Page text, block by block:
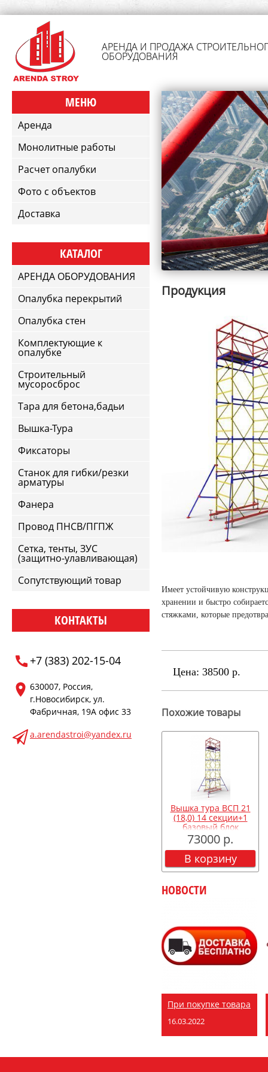
АРЕНДА И ПРОДАЖА
ОБОРУДОВАНИЯ
МЕНЮ
Аренда
Монолитные работы
Расчет опалубки
Фото с объектов
Доставка
КАТАЛОГ
АРЕНДА ОБОРУДОВАНИЯ
Опалубка перекрытий
Опалубка стен
Комплектующие к
опалубке
Строительный
мусоросброс
Тара для бетона,бадьи
Вышка-Тура
Фиксаторы
Станок для гибки/резки
арматуры
Фанера
Провод ПНСВ/ПГПЖ
Сетка, тенты, ЗУС
(защитно-улавливающая)
Сопутствующий товар
КОНТАКТЫ
+7 (383) 202-15-04
630007, Россия,
г.Новосибирск, ул.
Фабричная, 19А офис 33
a.arendastroi@yandex.ru
Продукция
Имеет устойчивую
хранении и быстро
стяжками, которые
Цена: 38500 р.
Похожие товары
Вышка тура ВСП 21
(18,0) 14 секции+1
базовый блок
73000 р.
В корзину
НОВОСТИ
При покупке товара
16.03.2022